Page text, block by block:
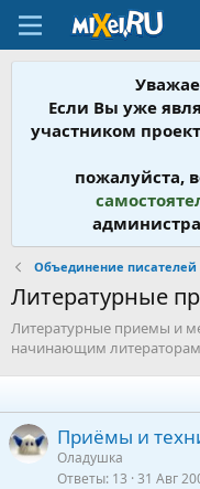
Если Вы уже
участником
пожалуйста,
Объединение писателей
Литературные
Литературные приемы и
начинающим
Приёмы и
Оладушка
Ответы 13 31 Авг